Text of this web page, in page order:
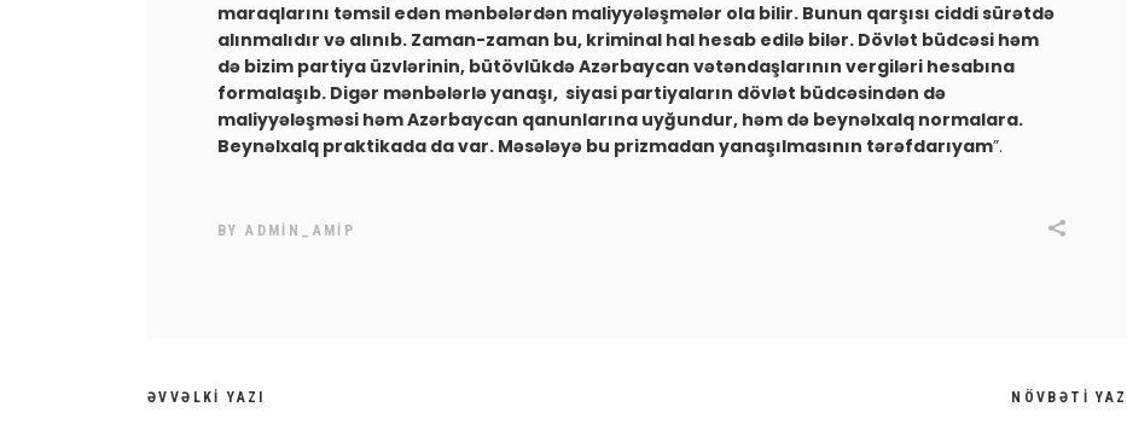
maraqlarını təmsil edən mənbələrdən maliyyələşmələr ola bilir. Bunun qarşısı ciddi sürətdə
alınmalıdır və alınıb. Zaman-zaman bu, kriminal hal hesab edilə bilər. Dövlət büdcəsi həm
də bizim partiya üzvlərinin, bütövlükdə Azərbaycan vətəndaşlarının vergiləri hesabına
formalaşıb. Digər mənbələrlə yanaşı, siyasi partiyaların dövlət büdcəsindən də
maliyyələşməsi həm Azərbaycan qanunlarına uyğundur, həm də beynəlxalq normalara.
Beynəlxalq praktikada da var. Məsələyə bu prizmadan yanaşılmasının tərəfdarıyam”.
BYADMIN_AMIP
ƏVVƏLKI YAZI NÖVBƏTI YAZI